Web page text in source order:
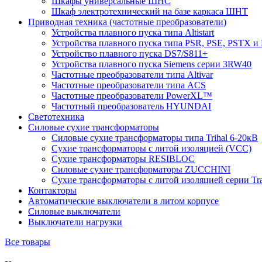
Шкаф электротехнический на базе каркаса ШНТ
Приводная техника (частотные преобразователи)
Устройства плавного пуска типа Altistart
Устройства плавного пуска типа PSR, PSE, PSTX и
Устройство плавного пуска DS7/S811+
Устройства плавного пуска Siemens серии 3RW40
Частотные преобразователи типа Altivar
Частотные преобразователи типа ACS
Частотные преобразователи PowerXL™
Частотный преобразователь HYUNDAI
Светотехника
Силовые сухие трансформаторы
Силовые сухие трансформаторы типа Trihal 6-20кВ
Сухие трансформаторы с литой изоляцией (VCC)
Сухие трансформаторы RESIBLOC
Силовые сухие трансформаторы ZUCCHINI
Сухие трансформаторы с литой изоляцией серии
Контакторы
Автоматические выключатели в литом корпусе
Силовые выключатели
Выключатели нагрузки
Все товары